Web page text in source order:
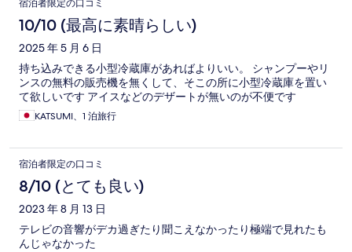
宿泊者限定の口コミ
10/10 (最高に素晴らしい)
2025 年 5 月 6 日
持ち込みできる小型冷蔵庫があればよりいい。 シャンプーやリ
ンスの無料の販売機を無くして、そこの所に小型冷蔵庫を置い
て欲しいです アイスなどのデザートが無いのが不便です
KATSUMI、1 泊旅行
宿泊者限定の口コミ
8/10 (とても良い)
2023 年 8 月 13 日
テレビの音響がデカ過ぎたり聞こえなかったり極端で見れたも
んじゃなかった